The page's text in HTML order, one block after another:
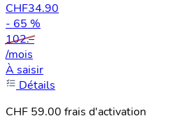
CHF34.90
- 65 %
102.–
/mois
À saisir
Détails
CHF 59.00 frais d'activation